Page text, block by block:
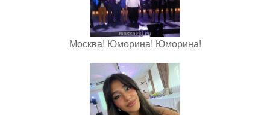
Москва! Юморина! Юморина!